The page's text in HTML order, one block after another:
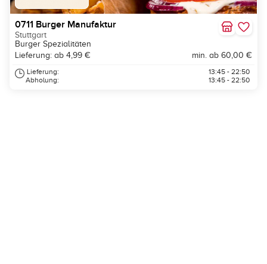
0711 Burger Manufaktur
Stuttgart
Burger Spezialitäten
Lieferung: ab 4,99 €
min. ab 60,00 €
Lieferung:
Abholung:
13:45 - 22:50
13:45 - 22:50